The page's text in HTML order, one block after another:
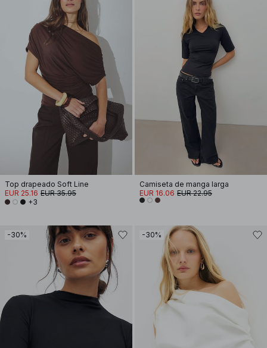
Top drapeado Soft Line
EUR 25.16 EUR 35.95
+3
Camiseta de manga larga
EUR 16.06 EUR 22.95
-30% -30%